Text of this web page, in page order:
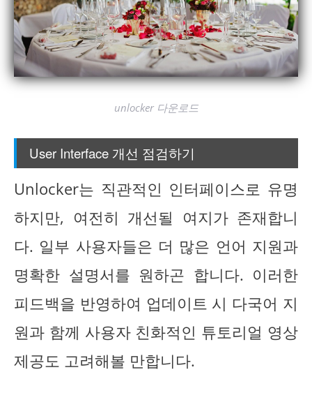
unlocker 다운로드
User Interface 개선 점검하기
Unlocker는 직관적인 인터페이스로 유명
하지만, 여전히 개선될 여지가 존재합니
다. 일부 사용자들은 더 많은 언어 지원과
명확한 설명서를 원하곤 합니다. 이러한
피드백을 반영하여 업데이트 시 다국어 지
원과 함께 사용자 친화적인 튜토리얼 영상
제공도 고려해볼 만합니다.